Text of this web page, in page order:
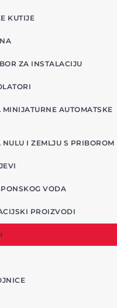
KUTIJE
ZA INSTALACIJU
AUTOMATSKE
I ZEMLJU S PRIBOROM
VODA
PROIZVODI